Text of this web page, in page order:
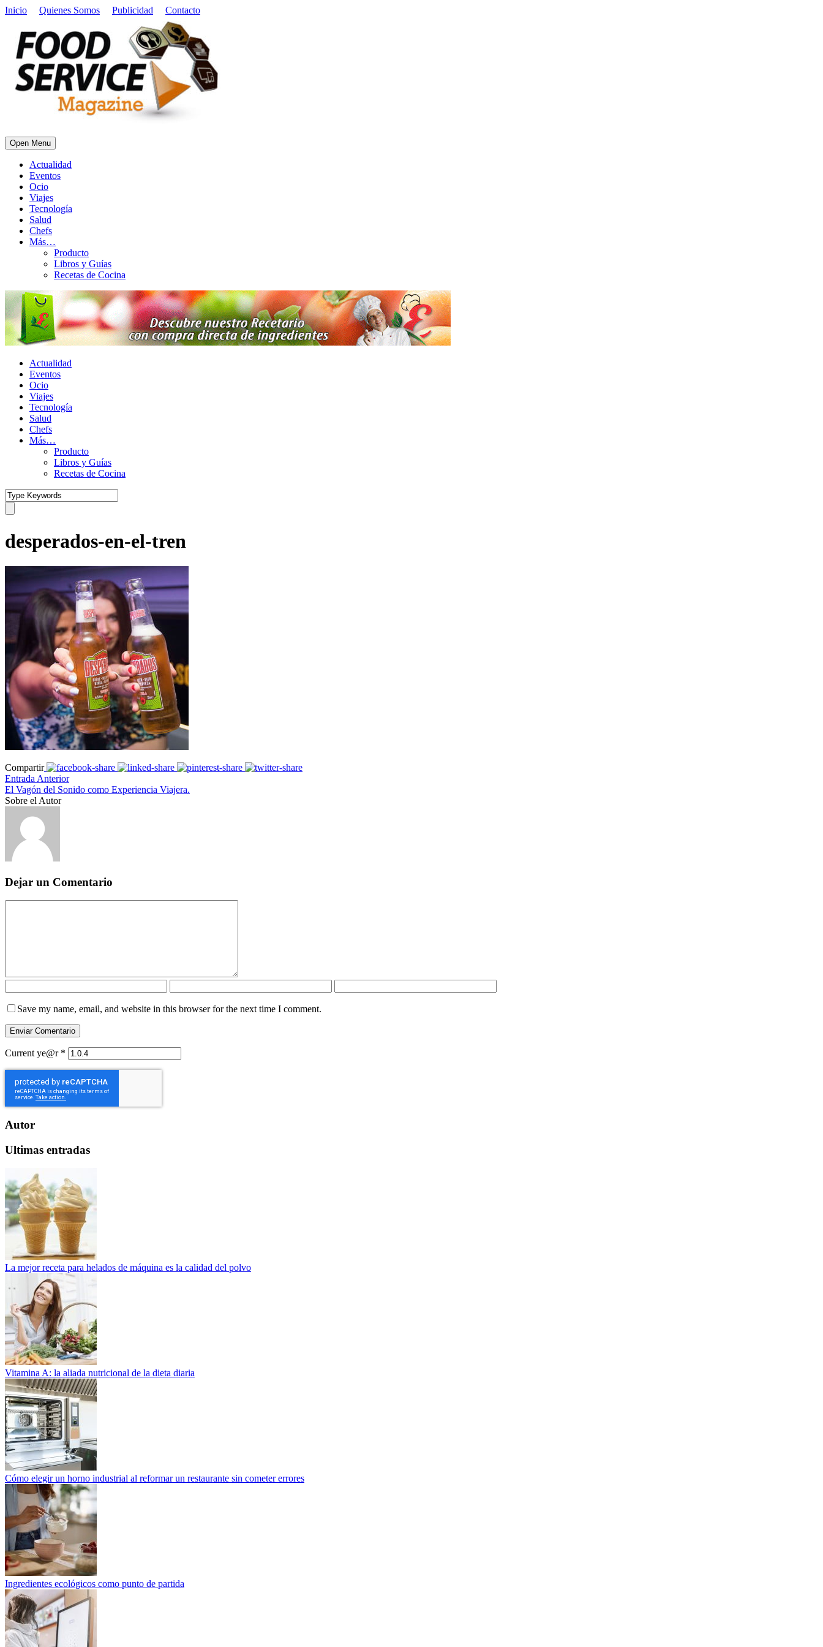
Inicio Quienes Somos Publicidad Contacto
Open Menu
Actualidad
Eventos
Ocio
Viajes
Tecnología
Salud
Chefs
Más…
Producto
Libros y Guías
Recetas de Cocina
Actualidad
Eventos
Ocio
Viajes
Tecnología
Salud
Chefs
Más…
Producto
Libros y Guías
Recetas de Cocina
desperados-en-el-tren
Compartir
Entrada Anterior
El Vagón del Sonido como Experiencia Viajera.
Sobre el Autor
Dejar un Comentario
Save my name, email, and website in this browser for the next time I comment.
Current ye@r *
Autor
Ultimas entradas
La mejor receta para helados de máquina es la calidad del polvo
Vitamina A: la aliada nutricional de la dieta diaria
Cómo elegir un horno industrial al reformar un restaurante sin cometer errores
Ingredientes ecológicos como punto de partida